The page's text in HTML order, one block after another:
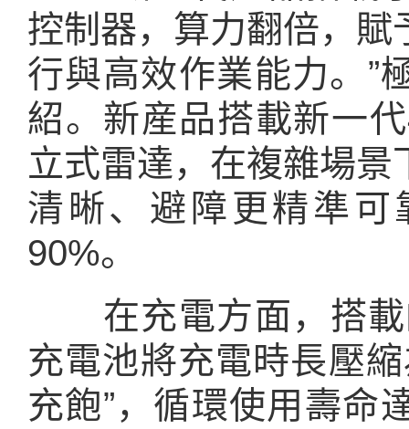
控制器，算力翻倍，
行與高效作業能力。”
紹。新産品搭載新一
立式雷達，在複雜場
清晰、避障更精準
90%。
在充電方面，搭載
充電池將充電時長壓
充飽”，循環使用壽命